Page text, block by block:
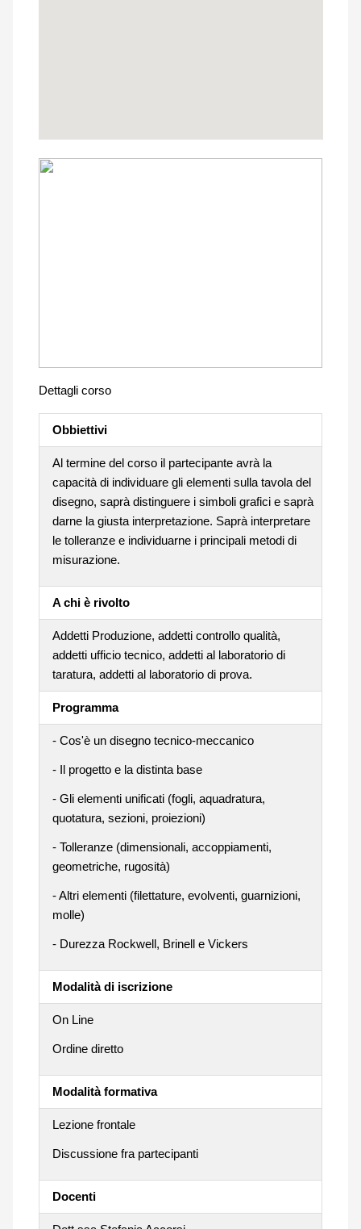
Dettagli corso
Obbiettivi
Al termine del corso il partecipante avrà la
capacità di individuare gli elementi sulla tavola del
disegno, saprà distinguere i simboli grafici e saprà
darne la giusta interpretazione. Saprà interpretare
le tolleranze e individuarne i principali metodi di
misurazione.
A chi è rivolto
Addetti Produzione, addetti controllo qualità,
addetti ufficio tecnico, addetti al laboratorio di
taratura, addetti al laboratorio di prova.
Programma
- Cos'è un disegno tecnico-meccanico
- Il progetto e la distinta base
- Gli elementi unificati (fogli, aquadratura,
quotatura, sezioni, proiezioni)
- Tolleranze (dimensionali, accoppiamenti,
geometriche, rugosità)
- Altri elementi (filettature, evolventi, guarnizioni,
molle)
- Durezza Rockwell, Brinell e Vickers
Modalità di iscrizione
On Line
Ordine diretto
Modalità formativa
Lezione frontale
Discussione fra partecipanti
Docenti